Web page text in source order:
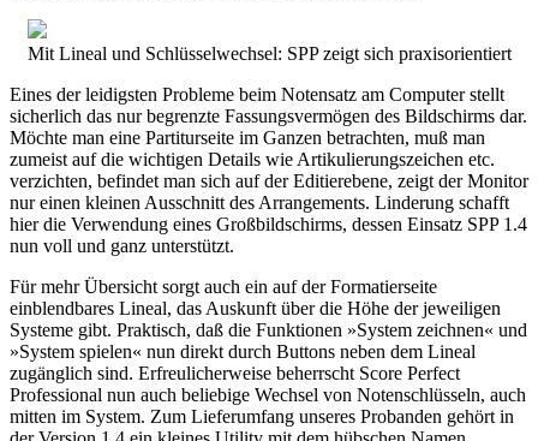
Mit Lineal und Schlüsselwechsel: SPP zeigt sich praxisorientiert
Eines der leidigsten Probleme beim Notensatz am Computer stellt
sicherlich das nur begrenzte Fassungsvermögen des Bildschirms dar.
Möchte man eine Partiturseite im Ganzen betrachten, muß man
zumeist auf die wichtigen Details wie Artikulierungszeichen etc.
verzichten, befindet man sich auf der Editierebene, zeigt der Monitor
nur einen kleinen Ausschnitt des Arrangements. Linderung schafft
hier die Verwendung eines Großbildschirms, dessen Einsatz SPP 1.4
nun voll und ganz unterstützt.
Für mehr Übersicht sorgt auch ein auf der Formatierseite
einblendbares Lineal, das Auskunft über die Höhe der jeweiligen
Systeme gibt. Praktisch, daß die Funktionen »System zeichnen« und
»System spielen« nun direkt durch Buttons neben dem Lineal
zugänglich sind. Erfreulicherweise beherrscht Score Perfect
Professional nun auch beliebige Wechsel von Notenschlüsseln, auch
mitten im System. Zum Lieferumfang unseres Probanden gehört in